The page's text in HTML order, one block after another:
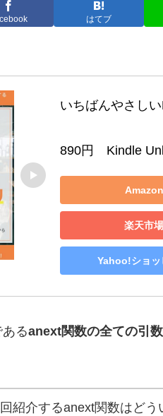
はてブ
いちばんやさし
890円　Kindle
楽天市
Yahoo!ショッ
るanext関数の全ての引
紹介するanext関数はどう